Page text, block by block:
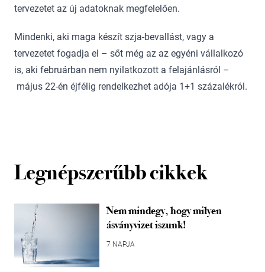
tervezetet az új adatoknak megfelelően.
Mindenki, aki maga készít szja-bevallást, vagy a
tervezetet fogadja el – sőt még az az egyéni vállalkozó
is, aki februárban nem nyilatkozott a felajánlásról –
május 22-én éjfélig rendelkezhet adója 1+1 százalékról.
Legnépszerűbb cikkek
Nem mindegy, hogy milyen
ásványvizet iszunk!
7 NAPJA